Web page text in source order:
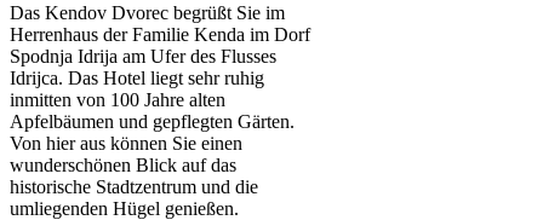
Das Kendov Dvorec begrüßt Sie im
Herrenhaus der Familie Kenda im Dorf
Spodnja Idrija am Ufer des Flusses
Idrijca. Das Hotel liegt sehr ruhig
inmitten von 100 Jahre alten
Apfelbäumen und gepflegten Gärten.
Von hier aus können Sie einen
wunderschönen Blick auf das
historische Stadtzentrum und die
umliegenden Hügel genießen.